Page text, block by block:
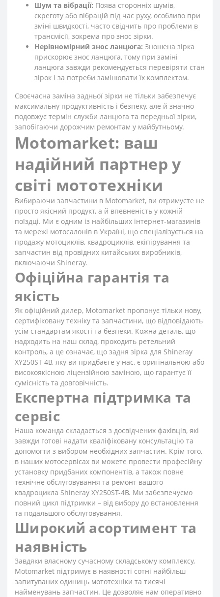
Шум та вібрації: Поява сторонніх шумів,
скреготу або вібрацій під час руху, особливо при
зміні швидкості, часто свідчить про проблеми в
трансмісії, зокрема про знос зірки.
Нерівномірний знос ланцюга: Зношена зірка
прискорює знос ланцюга, тому при заміні
ланцюга завжди рекомендується перевіряти стан
зірок і за потреби замінювати їх комплектом.
Своєчасна заміна задньої зірки не тільки забезпечує
максимальну продуктивність і безпеку, але й значно
подовжує термін служби ланцюга та передньої зірки,
запобігаючи дорожчим ремонтам у майбутньому.
Motomarket: ваш
надійний партнер у
світі мототехніки
Вибираючи запчастини в Motomarket, ви отримуєте не
просто якісний продукт, а й впевненість у кожній
поїздці. Ми є одним із найбільших інтернет-магазинів
та мережі мотосалонів в Україні, що спеціалізується на
продажу мотоциклів, квадроциклів, екіпірування та
запчастин від провідних китайських виробників,
включаючи Shineray.
Офіційна гарантія та
якість
Як офіційний дилер, Motomarket пропонує тільки нову,
сертифіковану техніку та запчастини, що відповідають
усім стандартам якості та безпеки. Кожна деталь, що
надходить на наш склад, проходить ретельний
контроль, а це означає, що задня зірка для Shineray
XY250ST-4B, яку ви придбаєте у нас, є оригінальною або
високоякісною ліцензійною заміною, що гарантує її
сумісність та довговічність.
Експертна підтримка та
сервіс
Наша команда складається з досвідчених фахівців, які
завжди готові надати кваліфіковану консультацію та
допомогти з вибором необхідних запчастин. Крім того,
в наших мотосервісах ви можете провести професійну
установку придбаних компонентів, а також повне
технічне обслуговування та ремонт вашого
квадроцикла Shineray XY250ST-4B. Ми забезпечуємо
повний цикл підтримки – від вибору до встановлення
та подальшого обслуговування.
Широкий асортимент та
наявність
Завдяки власному сучасному складському комплексу,
Motomarket підтримує в наявності сотні найбільш
запитуваних одиниць мототехніки та тисячі
найменувань запчастин. Це дозволяє нам оперативно